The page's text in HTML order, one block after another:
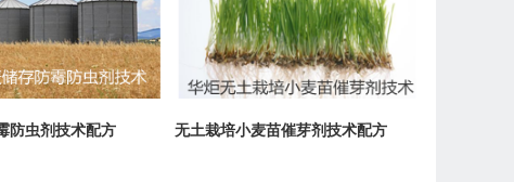
防虫剂技术配方 无土栽培小麦苗催芽剂技术配方